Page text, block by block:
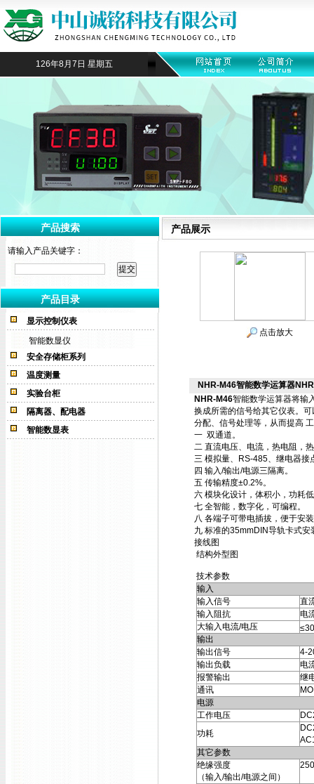
126年8月7日 星期五
产品搜索
请输入产品关键字：
产品目录
显示控制仪表
智能数显仪
安全存储柜系列
温度测量
实验台柜
隔离器、配电器
智能数显表
产品展示
点击放大
NHR-M46智能数学运算器
NHR-M46智能数学运算器将输
换成所需的信号给其它仪表。
分配、信号处理等，从而提高
一 双通道。
二 直流电压、电流，热电阻，
三 模拟量、RS-485、继电器接
四 输入/输出/电源三隔离。
五 传输精度±0.2%。
六 模块化设计，体积小，功耗
七 全智能，数字化，可编程。
八 各端子可带电插拔，便于安
九 标准的35mmDIN导轨卡式安
接线图
结构外型图
技术参数
输入
输入信号
直
输入阻抗
电
大输入电流/电压
输出
输出信号
4-
输出负载
电
报警输出
继
通讯
电源
工作电压
功耗
其它参数
绝缘强度
（输入/输出/电源之间）